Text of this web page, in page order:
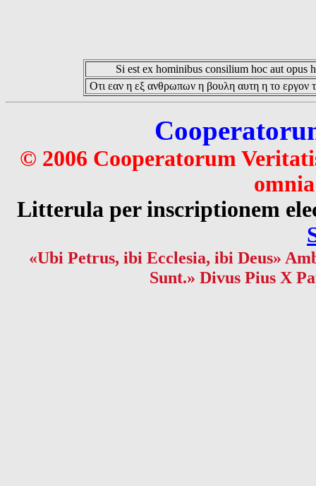
Si est ex hominibus consilium hoc aut opus
Οτι εαν η εξ ανθρωπων η βουλη αυτη η το εργον
© 2006 Cooperatorum
Litterula per inscriptionem
«Ubi Petrus, ibi Ecclesia, ibi Deus»
Sunt.» Divus Pius X